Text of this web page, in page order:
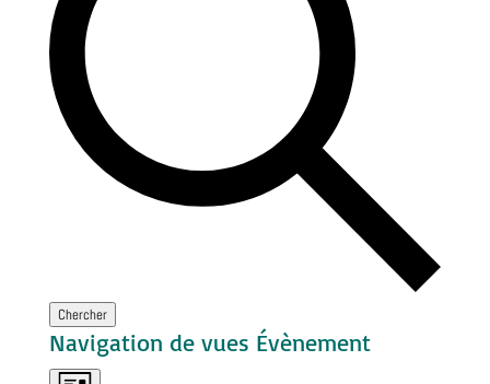
Chercher
Navigation de vues Évènement